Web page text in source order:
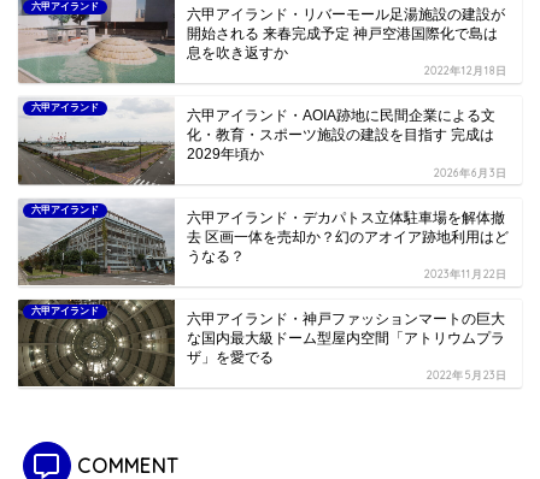
六甲アイランド
六甲アイランド・リバーモール足湯施設の建設が
開始される 来春完成予定 神戸空港国際化で島は
息を吹き返すか
2022年12月18日
六甲アイランド
六甲アイランド・AOIA跡地に民間企業による文
化・教育・スポーツ施設の建設を目指す 完成は
2029年頃か
2026年6月3日
六甲アイランド
六甲アイランド・デカパトス立体駐車場を解体撤
去 区画一体を売却か？幻のアオイア跡地利用はど
うなる？
2023年11月22日
六甲アイランド
六甲アイランド・神戸ファッションマートの巨大
な国内最大級ドーム型屋内空間「アトリウムプラ
ザ」を愛でる
2022年5月23日
COMMENT